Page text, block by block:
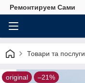
Ремонтируем Сами
Товари та послуги
original –21%